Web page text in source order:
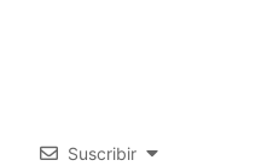
Suscribir